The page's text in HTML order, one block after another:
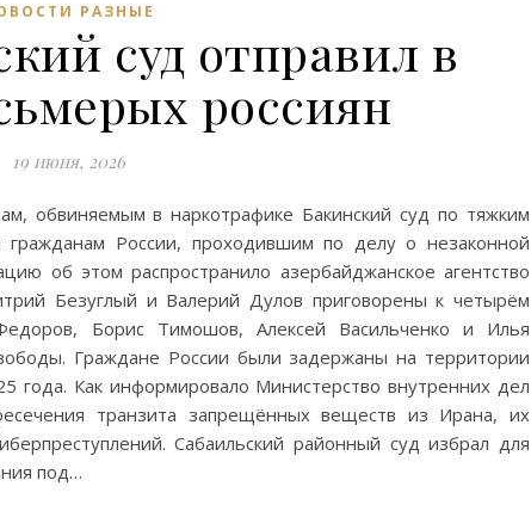
РАЗНЫЕ
суд отправил в
россиян
19 июня, 2026
обвиняемым в наркотрафике Бакинский суд по тяжким
гражданам России, проходившим по делу о незаконной
об этом распространило азербайджанское агентство
Безуглый и Валерий Дулов приговорены к четырём
Борис Тимошов, Алексей Васильченко и Илья
Граждане России были задержаны на территории
года. Как информировало Министерство внутренних дел
транзита запрещённых веществ из Ирана, их
Сабаильский районный суд избрал для
под…